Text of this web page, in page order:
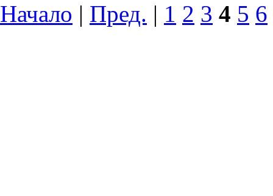
Начало | Пред. | 1 2 3 4 5 6